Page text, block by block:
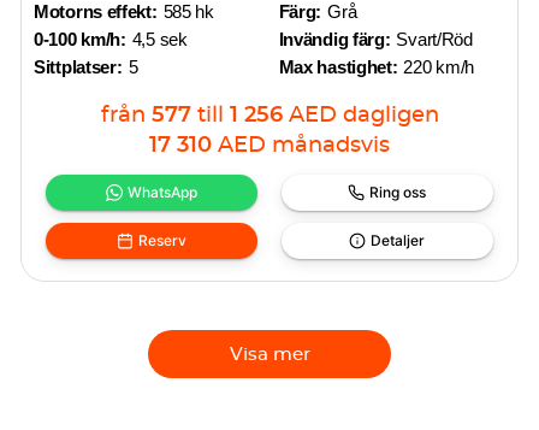
Motorns effekt: 585 hk
0-100 km/h: 4,5 sek
Sittplatser: 5
Färg: Grå
Invändig färg: Svart/Röd
Max hastighet: 220 km/h
från 577 till 1 256 AED dagligen
17 310 AED månadsvis
WhatsApp Ring oss
Reserv Detaljer
Visa mer